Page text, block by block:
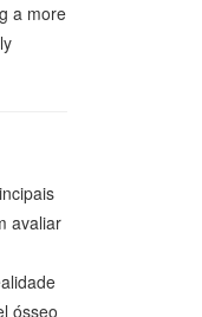
a more
avaliar
ósseo